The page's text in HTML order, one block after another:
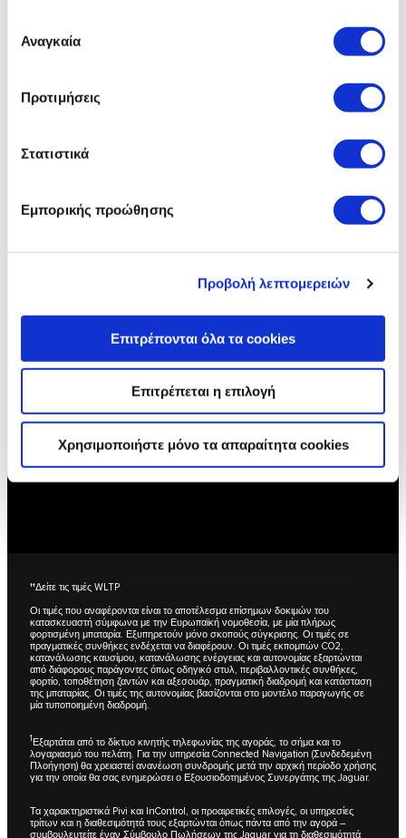
των υπηρεσιών τους.
συγκατάθεσης
Αναγκαία
Προτιμήσεις
Στατιστικά
Εμπορικής προώθησης
Προβολή λεπτομερειών
Επιτρέπονται όλα τα cookies
Επιτρέπεται η επιλογή
Χρησιμοποιήστε μόνο τα απαραίτητα cookies
JAGUAR F-TYPE
ΕΞΕΡΕΥΝΗΣΗ
††Δείτε τις τιμές WLTP
Οι τιμές που αναφέρονται είναι το αποτέλεσμα επίσημων δοκιμών του
κατασκευαστή σύμφωνα με την Ευρωπαϊκή νομοθεσία, με μία πλήρως
φορτισμένη μπαταρία. Εξυπηρετούν μόνο σκοπούς σύγκρισης. Οι τιμές σε
πραγματικές συνθήκες ενδέχεται να διαφέρουν. Οι τιμές εκπομπών CO2,
κατανάλωσης καυσίμου, κατανάλωσης ενέργειας και αυτονομίας εξαρτώνται
από διάφορους παράγοντες όπως οδηγικό στυλ, περιβαλλοντικές συνθήκες,
φορτίο, τοποθέτηση ζαντών και αξεσουάρ, πραγματική διαδρομή και κατάσταση
της μπαταρίας. Οι τιμές της αυτονομίας βασίζονται στο μοντέλο παραγωγής σε
μία τυποποιημένη διαδρομή.
1 Εξαρτάται από το δίκτυο κινητής τηλεφωνίας της αγοράς, το σήμα και το
λογαριασμό του πελάτη. Για την υπηρεσία Connected Navigation (Συνδεδεμένη
Πλοήγηση) θα χρειαστεί ανανέωση συνδρομής μετά την αρχική περίοδο χρήσης
για την οποία θα σας ενημερώσει ο Εξουσιοδοτημένος Συνεργάτης της Jaguar.
Τα χαρακτηριστικά Pivi και InControl, οι προαιρετικές επιλογές, οι υπηρεσίες
τρίτων και η διαθεσιμότητά τους εξαρτώνται όπως πάντα από την αγορά –
συμβουλευτείτε έναν Σύμβουλο Πωλήσεων της Jaguar για τη διαθεσιμότητά